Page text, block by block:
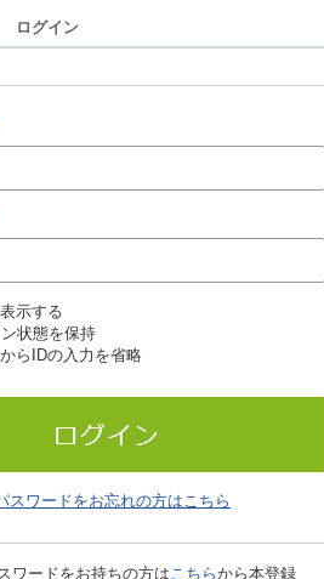
ログイン
示する
状態を保持
らIDの入力を省略
スワードをお忘れの方はこちら
ワードをお持ちの方はこちらから本登録